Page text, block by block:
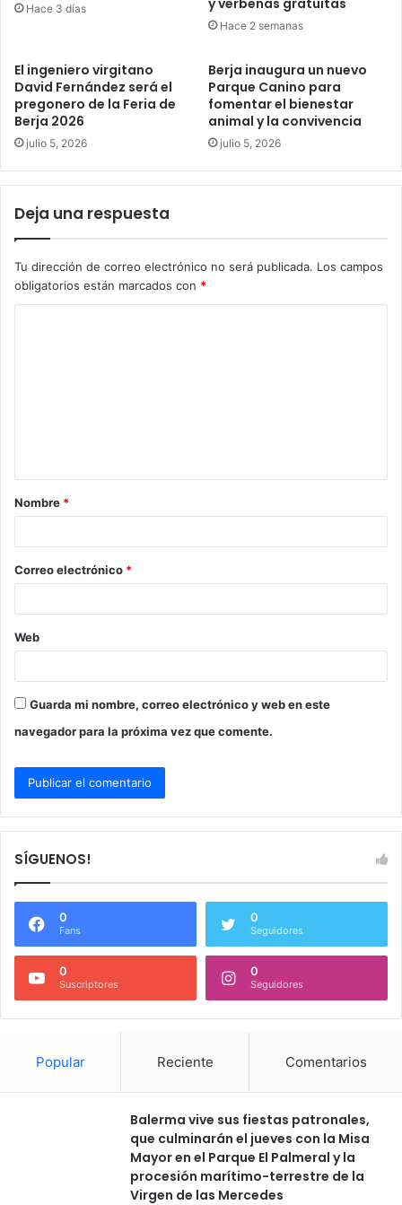
Hace 3 días
Hace 2 semanas
El ingeniero virgitano
David Fernández será el
pregonero de la Feria de
Berja 2026
julio 5, 2026
Berja inaugura un nuevo
Parque Canino para
fomentar el bienestar
animal y la convivencia
julio 5, 2026
Deja una respuesta
Tu dirección de correo electrónico no será publicada. Los campos
obligatorios están marcados con *
a
r
*
Nombre *
Correo electrónico *
Web
Guarda mi nombre, correo electrónico y web en este
navegador para la próxima vez que comente.
SÍGUENOS!
0
Fans
0
Seguidores
0
Suscriptores
0
Seguidores
Popular Reciente Comentarios
Balerma vive sus fiestas patronales,
que culminarán el jueves con la Misa
Mayor en el Parque El Palmeral y la
procesión marítimo-terrestre de la
Virgen de las Mercedes